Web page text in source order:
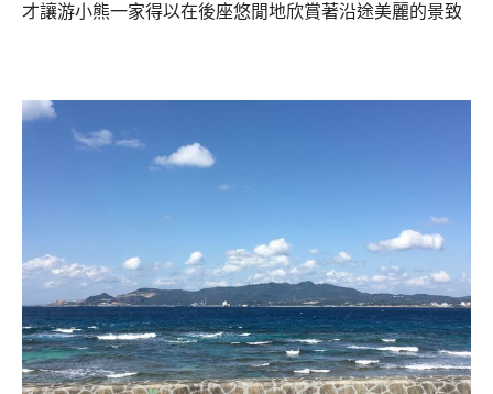
才讓游小熊一家得以在後座悠閒地欣賞著沿途美麗的景致